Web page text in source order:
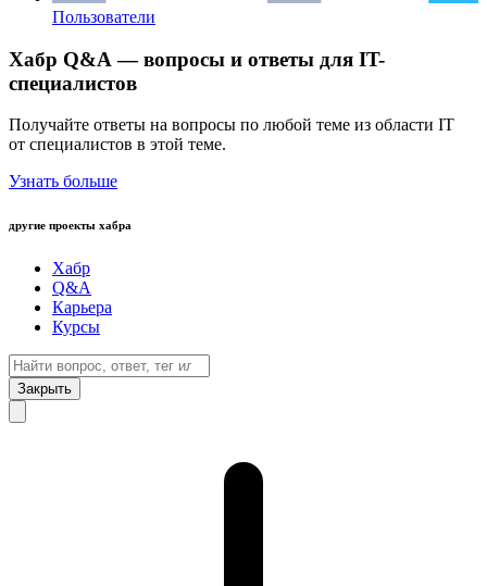
Пользователи
Хабр Q&A — вопросы и ответы для IT-
специалистов
Получайте ответы на вопросы по любой теме из области IT
от специалистов в этой теме.
Узнать больше
другие проекты хабра
Хабр
Q&A
Карьера
Курсы
Закрыть